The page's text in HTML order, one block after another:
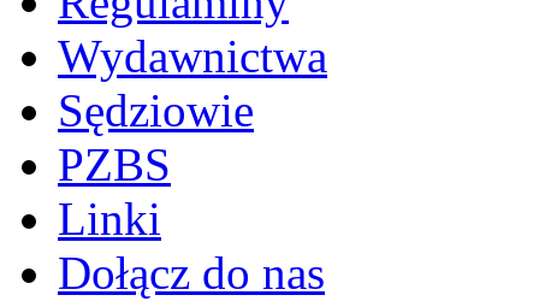
Wydawnictwa
Sędziowie
PZBS
Linki
Dołącz do nas